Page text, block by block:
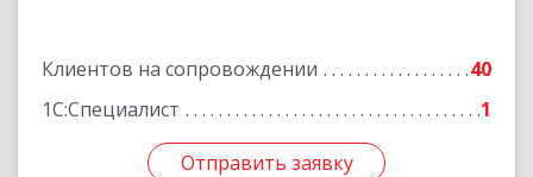
Клиентов на сопровождении
40
1С:Специалист
1
Отправить заявку
Отправить заявку